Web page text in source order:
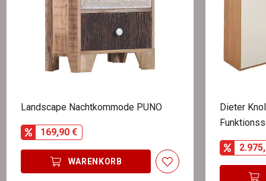
Landscape Nachtkommode PUNO
169,90 €
WARENKORB
Dieter